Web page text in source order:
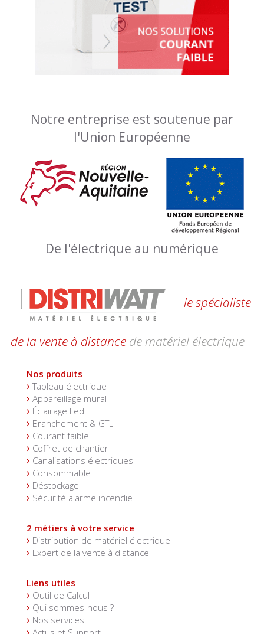
Notre entreprise est soutenue par
l'Union Européenne
De l'électrique au numérique
le spécialiste
de la vente à distance de matériel électrique
Nos produits
Tableau électrique
Appareillage mural
Éclairage Led
Branchement & GTL
Courant faible
Coffret de chantier
Canalisations électriques
Consommable
Déstockage
Sécurité alarme incendie
2 métiers à votre service
Distribution de matériel électrique
Expert de la vente à distance
Liens utiles
Outil de Calcul
Qui sommes-nous ?
Nos services